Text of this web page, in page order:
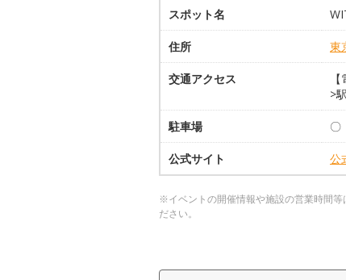
スポット名
住所 東
交通アクセス
>
駐車場 〇
公式サイト 公
※イベントの開催情報や施設の営業時間
ださい。